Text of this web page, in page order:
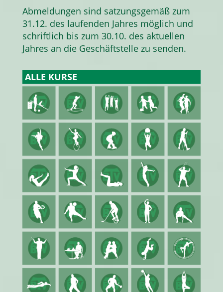
Abmeldungen sind satzungsgemäß zum
31.12. des laufenden Jahres möglich und
schriftlich bis zum 30.10. des aktuellen
Jahres an die Geschäftstelle zu senden.
ALLE KURSE